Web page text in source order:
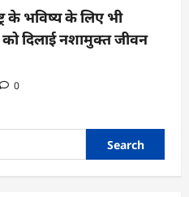
के भविष्य के लिए भी
दिलाई नशामुक्त जीवन
0